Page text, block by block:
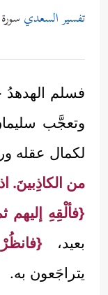
تفسير السعدي سورة
فسلم الهدهدُ
وتعجَّب
لكمال عقله
من الكاذِبينَ.
{فألْقِهِ
بعيد،
يتراجَعون به.